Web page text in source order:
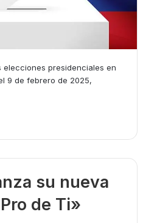
presidenciales en
9 de febrero de 2025,
su nueva
de Ti»